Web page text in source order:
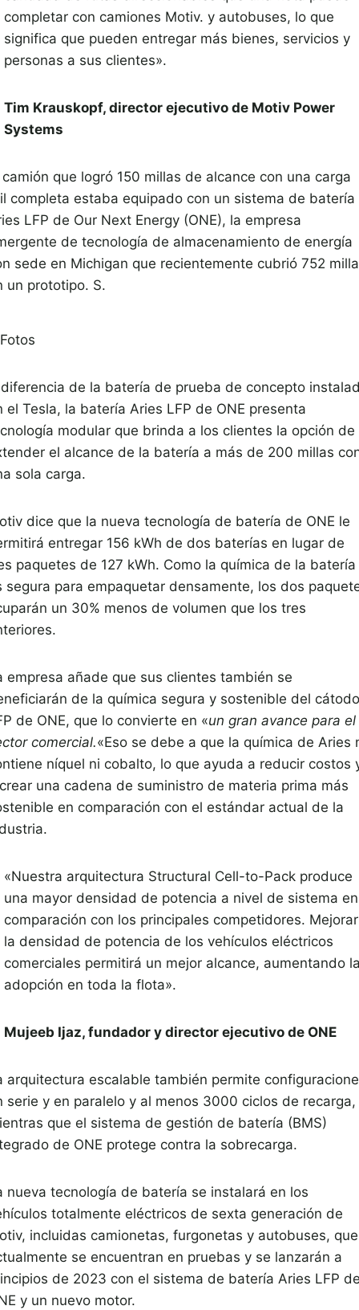
completar con camiones Motiv. y autobuses, lo que
significa que pueden entregar más bienes, servicios y
personas a sus clientes».
Tim Krauskopf, director ejecutivo de Motiv Power
Systems
camión que logró 150 millas de alcance con una carga
completa estaba equipado con un sistema de batería
LFP de Our Next Energy (ONE), la empresa
de tecnología de almacenamiento de energía
sede en Michigan que recientemente cubrió 752
un prototipo. S.
Fotos
de la batería de prueba de concepto
el Tesla, la batería Aries LFP de ONE presenta
modular que brinda a los clientes la opción de
el alcance de la batería a más de 200 millas
sola carga.
dice que la nueva tecnología de batería de ONE le
entregar 156 kWh de dos baterías en lugar de
paquetes de 127 kWh. Como la química de la batería
segura para empaquetar densamente, los dos
un 30% menos de volumen que los tres
empresa añade que sus clientes también se
de la química segura y sostenible del cátodo
de ONE, que lo convierte en «un gran avance para el
comercial.«Eso se debe a que la química de Aries
níquel ni cobalto, lo que ayuda a reducir costos
una cadena de suministro de materia prima más
en comparación con el estándar actual de la
«Nuestra arquitectura Structural Cell-to-Pack produce
una mayor densidad de potencia a nivel de sistema en
comparación con los principales competidores. Mejorar
la densidad de potencia de los vehículos eléctricos
comerciales permitirá un mejor alcance, aumentando
adopción en toda la flota».
Mujeeb Ijaz, fundador y director ejecutivo de ONE
arquitectura escalable también permite
serie y en paralelo y al menos 3000 ciclos de recarga,
que el sistema de gestión de batería (BMS)
de ONE protege contra la sobrecarga.
nueva tecnología de batería se instalará en los
totalmente eléctricos de sexta generación de
incluidas camionetas, furgonetas y autobuses, que
se encuentran en pruebas y se lanzarán a
de 2023 con el sistema de batería Aries LFP
y un nuevo motor.